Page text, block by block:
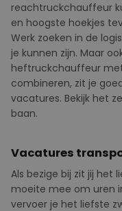
reachtruckchauffeur
en hoogste hoekjes
Werk zoeken in de
je kunnen zijn. Maar
heftruckchauffeur
combineren, zit je
vacatures. Bekijk het
baan.
Vacatures
Als bezige bij zit jij het
moeite mee om uren
vervoer je het liefste